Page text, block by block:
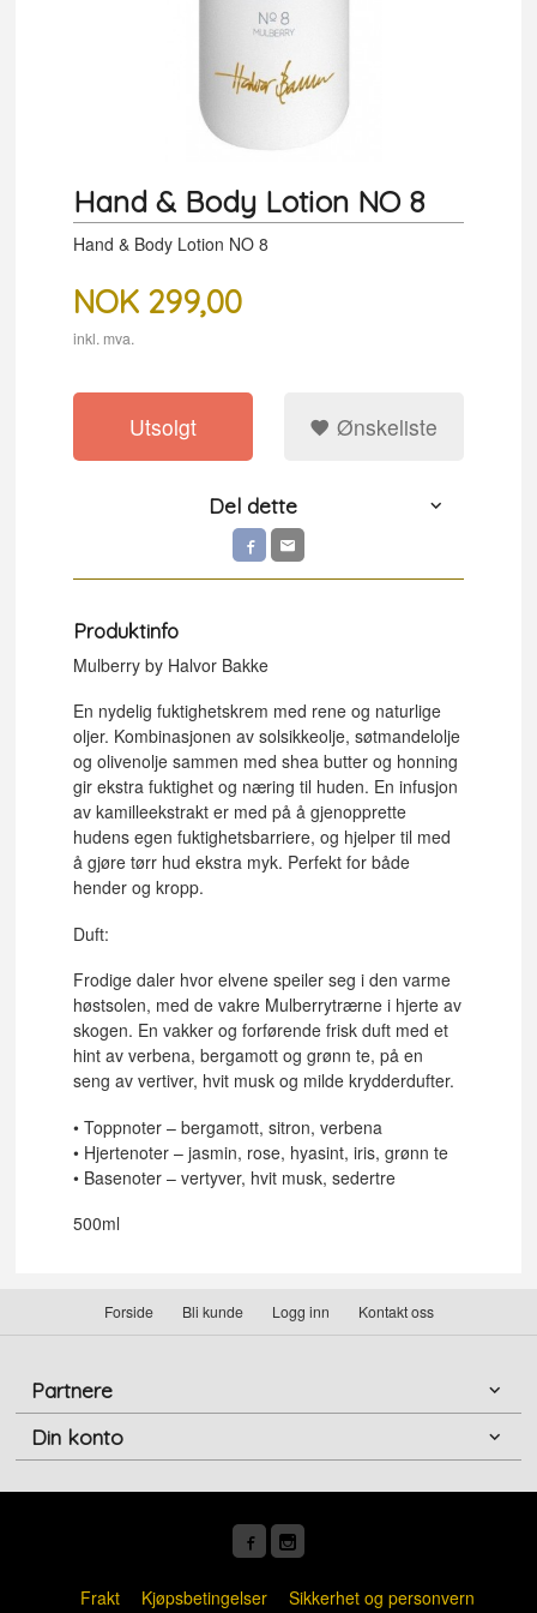
Hand & Body Lotion NO 8
Hand & Body Lotion NO 8
NOK 299,00
inkl. mva.
Utsolgt Ønskeliste
Del dette
Produktinfo
Mulberry by Halvor Bakke
En nydelig fuktighetskrem med rene og naturlige
oljer. Kombinasjonen av solsikkeolje, søtmandelolje
og olivenolje sammen med shea butter og honning
gir ekstra fuktighet og næring til huden. En infusjon
av kamilleekstrakt er med på å gjenopprette
hudens egen fuktighetsbarriere, og hjelper til med
å gjøre tørr hud ekstra myk. Perfekt for både
hender og kropp.
Duft:
Frodige daler hvor elvene speiler seg i den varme
høstsolen, med de vakre Mulberrytrærne i hjerte av
skogen. En vakker og forførende frisk duft med et
hint av verbena, bergamott og grønn te, på en
seng av vertiver, hvit musk og milde krydderdufter.
• Toppnoter – bergamott, sitron, verbena
• Hjertenoter – jasmin, rose, hyasint, iris, grønn te
• Basenoter – vertyver, hvit musk, sedertre
500ml
Forside Bli kunde Logg inn Kontakt oss
Partnere
Din konto
Frakt Kjøpsbetingelser Sikkerhet og personvern